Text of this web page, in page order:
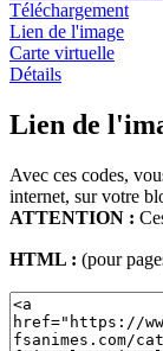
Téléchargement
Lien de l'image
Carte virtuelle
Détails
Lien de
Avec ces codes,
internet, sur votre
ATTENTION :
HTML : (pour